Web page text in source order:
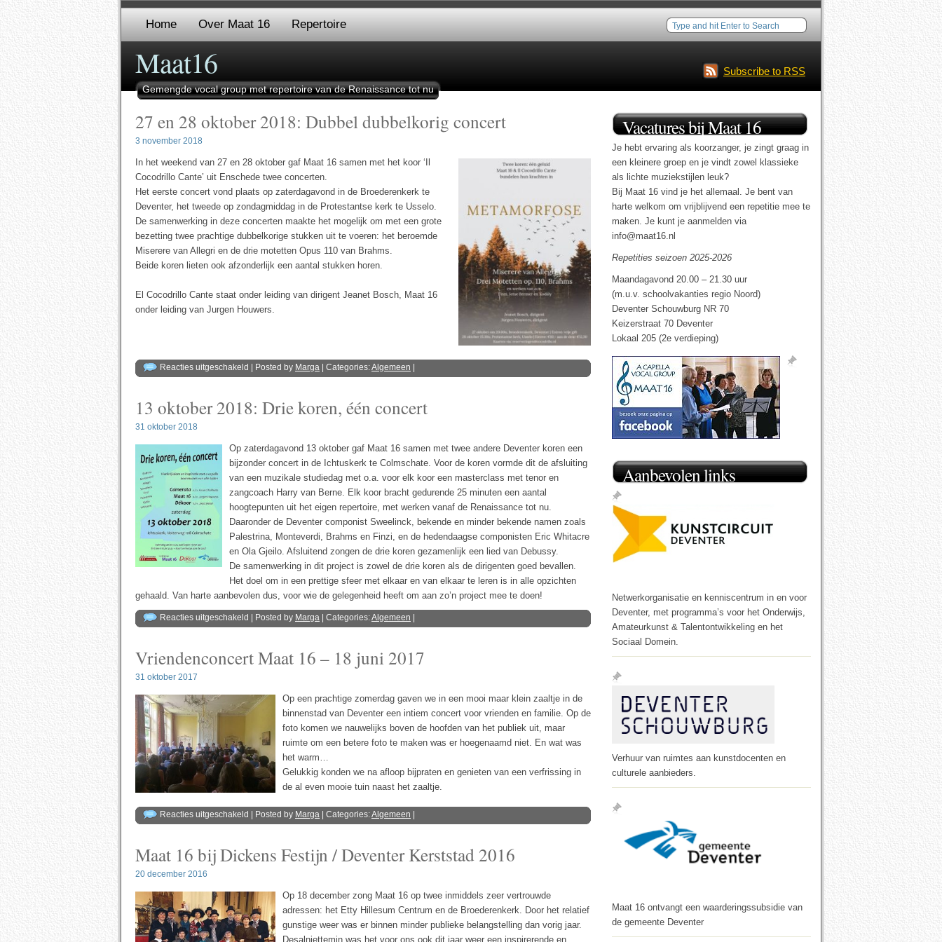
Home Over Maat 16 Repertoire
Maat16
Gemengde vocal group met repertoire van de Renaissance tot nu
Subscribe to RSS
27 en 28 oktober 2018: Dubbel dubbelkorig concert
3 november 2018
In het weekend van 27 en 28 oktober gaf Maat 16 samen met het koor ‘Il
Cocodrillo Cante’ uit Enschede twee concerten.
Het eerste concert vond plaats op zaterdagavond in de Broederenkerk te
Deventer, het tweede op zondagmiddag in de Protestantse kerk te Usselo.
De samenwerking in deze concerten maakte het mogelijk om met een grote
bezetting twee prachtige dubbelkorige stukken uit te voeren: het beroemde
Miserere van Allegri en de drie motetten Opus 110 van Brahms.
Beide koren lieten ook afzonderlijk een aantal stukken horen.
El Cocodrillo Cante staat onder leiding van dirigent Jeanet Bosch, Maat 16
onder leiding van Jurgen Houwers.
Reacties uitgeschakeld voor
27
oktober
2018:
Dubbel
| Posted by Marga | Categories:Algemeen
13 oktober 2018: Drie koren, één concert
31 oktober 2018
Op zaterdagavond 13 oktober gaf Maat 16 samen met twee andere Deventer koren een
bijzonder concert in de Ichtuskerk te Colmschate. Voor de koren vormde dit de afsluiting
van een muzikale studiedag met o.a. voor elk koor een masterclass met tenor en
zangcoach Harry van Berne. Elk koor bracht gedurende 25 minuten een aantal
hoogtepunten uit het eigen repertoire, met werken vanaf de Renaissance tot nu.
Daaronder de Deventer componist Sweelinck, bekende en minder bekende namen zoals
Palestrina, Monteverdi, Brahms en Finzi, en de hedendaagse componisten Eric Whitacre
en Ola Gjeilo. Afsluitend zongen de drie koren gezamenlijk een lied van Debussy.
De samenwerking in dit project is zowel de drie koren als de dirigenten goed bevallen.
Het doel om in een prettige sfeer met elkaar en van elkaar te leren is in alle opzichten
gehaald. Van harte aanbevolen dus, voor wie de gelegenheid heeft om aan zo’n project mee te doen!
Reacties uitgeschakeld voor
13
Drie
koren,
één
| Posted by Marga | Categories:Algemeen
Vriendenconcert Maat 16 – 18 juni 2017
31 oktober 2017
Op een prachtige zomerdag gaven we in een mooi maar klein zaaltje in de
binnenstad van Deventer een intiem concert voor vrienden en familie. Op de
foto komen we nauwelijks boven de hoofden van het publiek uit, maar
ruimte om een betere foto te maken was er hoegenaamd niet. En wat was
het warm…
Gelukkig konden we na afloop bijpraten en genieten van een verfrissing in
de al even mooie tuin naast het zaaltje.
Reacties uitgeschakeld voor
Vriendenconcert
18
juni
| Posted by Marga | Categories:Algemeen
Maat 16 bij Dickens Festijn / Deventer Kerststad 2016
20 december 2016
Op 18 december zong Maat 16 op twee inmiddels zeer vertrouwde
adressen: het Etty Hillesum Centrum en de Broederenkerk. Door het relatief
gunstige weer was er binnen minder publieke belangstelling dan vorig jaar.
Desalniettemin was het voor ons ook dit jaar weer een inspirerende en
Vacatures bij Maat 16
Je hebt ervaring als koorzanger, je zingt graag in
een kleinere groep en je vindt zowel klassieke
als lichte muziekstijlen leuk?
Bij Maat 16 vind je het allemaal. Je bent van
harte welkom om vrijblijvend een repetitie mee te
maken. Je kunt je aanmelden via
info@maat16.nl
Repetities seizoen 2025-2026
Maandagavond 20.00 – 21.30 uur
(m.u.v. schoolvakanties regio Noord)
Deventer Schouwburg NR 70
Keizerstraat 70 Deventer
Lokaal 205 (2e verdieping)
Aanbevolen links
Netwerkorganisatie en kenniscentrum in en voor
Deventer, met programma’s voor het Onderwijs,
Amateurkunst & Talentontwikkeling en het
Sociaal Domein.
Verhuur van ruimtes aan kunstdocenten en
culturele aanbieders.
Maat 16 ontvangt een waarderings­subsidie van
de gemeente Deventer